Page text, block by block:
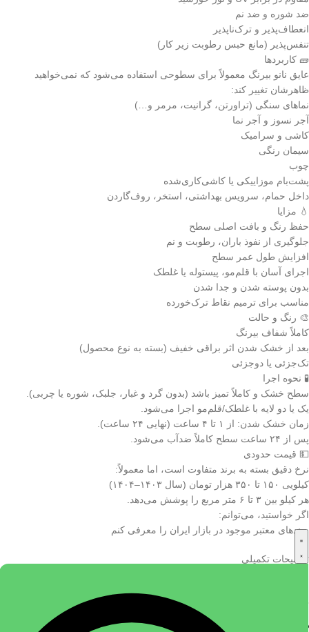
ضد شوره و ضد نم
انعطاف‌پذیر و ترک‌ناپذیر
تنفس‌پذیر (مانع حبس رطوبت زیر کار)
🧱 کاربردها
عایق نانو بیرنگ معمولاً برای سطوحی استفاده می‌شود که نمی‌خواهید
ظاهرشان تغییر کند:
نماهای سنگی (تراورتن، گرانیت، مرمر و…)
آجر نسوز و آجر نما
کاشی و سرامیک
سیمان رنگی
چوب
پشت‌بام موزاییکی یا کاشی‌کاری‌شده
داخل حمام، سرویس بهداشتی، استخر، روف‌گاردن
💧 مزایا
حفظ رنگ و بافت اصلی سطح
جلوگیری از نفوذ باران، رطوبت و نم
افزایش طول عمر سطح
اجرای آسان با قلم‌مو، پیستوله یا غلطک
بدون پوسته شدن و جدا شدن
مناسب برای ترمیم نقاط ترک‌خورده
🎨 رنگ و حالت
کاملاً شفاف بیرنگ
بعد از خشک شدن اثر براقی خفیف (بسته به نوع محصول)
تک‌جزئی یا دو‌جزئی
🧪 نحوه اجرا
سطح خشک و کاملاً تمیز باشد (بدون گرد و غبار، جلبک، شوره یا چربی).
یک یا دو لایه با غلطک/قلم‌مو اجرا می‌شود.
زمان خشک شدن: از ۱ تا ۴ ساعت (نهایی ۲۴ ساعت).
پس از ۲۴ ساعت سطح کاملاً ضدآب می‌شود.
💵 قیمت حدودی
نرخ دقیق بسته به برند متفاوت است، اما معمولاً:
کیلویی ۱۵۰ تا ۳۵۰ هزار تومان (سال ۱۴۰۳–۱۴۰۴)
هر کیلو بین ۳ تا ۶ متر مربع را پوشش می‌دهد.
اگر خواستید، می‌توانم:
برندهای معتبر موجود در بازار ایران را معرفی کنم
توضیحات تکمیلی
دیدگاهها